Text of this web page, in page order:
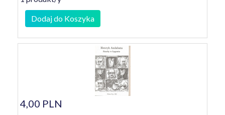
Dodaj do Koszyka
4,00 PLN